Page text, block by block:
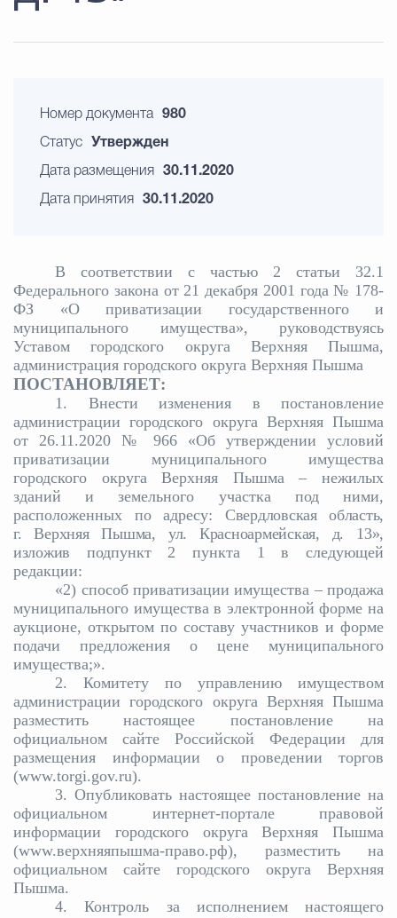
Номер документа 980
Статус Утвержден
Дата размещения 30.11.2020
Дата принятия 30.11.2020
В соответствии с частью 2 статьи 32.1
Федерального закона от 21 декабря 2001 года № 178-
ФЗ «О приватизации государственного и
муниципального имущества», руководствуясь
Уставом городского округа Верхняя Пышма,
администрация городского округа Верхняя Пышма
ПОСТАНОВЛЯЕТ:
1. Внести изменения в постановление
администрации городского округа Верхняя Пышма
от 26.11.2020 № 966 «Об утверждении условий
приватизации муниципального имущества
городского округа Верхняя Пышма – нежилых
зданий и земельного участка под ними,
расположенных по адресу: Свердловская область,
г. Верхняя Пышма, ул. Красноармейская, д. 13»,
изложив подпункт 2 пункта 1 в следующей
редакции:
«2) способ приватизации имущества – продажа
муниципального имущества в электронной форме на
аукционе, открытом по составу участников и форме
подачи предложения о цене муниципального
имущества;».
2. Комитету по управлению имуществом
администрации городского округа Верхняя Пышма
разместить настоящее постановление на
официальном сайте Российской Федерации для
размещения информации о проведении торгов
(www.torgi.gov.ru).
3. Опубликовать настоящее постановление на
официальном интернет-портале правовой
информации городского округа Верхняя Пышма
(www.верхняяпышма-право.рф), разместить на
официальном сайте городского округа Верхняя
Пышма.
4. Контроль за исполнением настоящего